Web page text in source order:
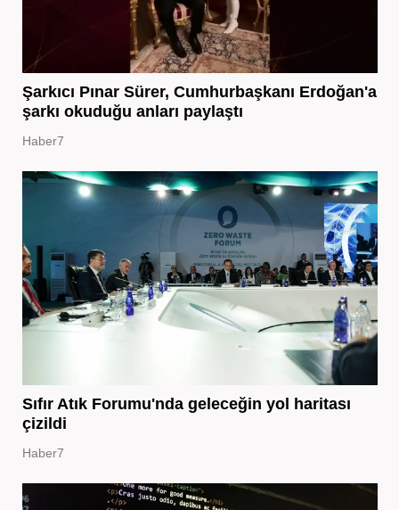
Şarkıcı Pınar Sürer, Cumhurbaşkanı Erdoğan'a
şarkı okuduğu anları paylaştı
Haber7
Sıfır Atık Forumu'nda geleceğin yol haritası
çizildi
Haber7